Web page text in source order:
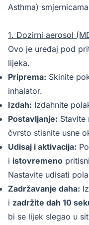
Asthma)
1. Dozirni aerosol
Ovo je uređaj pod
lijeka.
Priprema: Skinite
inhalator.
Izdah: Izdahnite
Postavljanje: Stavite
čvrsto stisnite usne
Udisaj i aktivacija:
i istovremeno
Nastavite udisati
Zadržavanje daha:
i zadržite dah 10
bi se lijek slegao u